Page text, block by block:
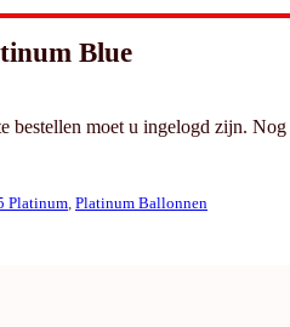
Blue
bestellen moet u ingelogd zijn. Nog
Platinum Platinum Ballonnen